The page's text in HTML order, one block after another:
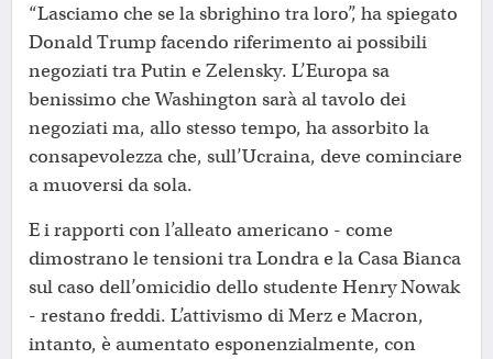
“Lasciamo che se la sbrighino tra loro”, ha spiegato
Donald Trump facendo riferimento ai possibili
negoziati tra Putin e Zelensky. L’Europa sa
benissimo che Washington sarà al tavolo dei
negoziati ma, allo stesso tempo, ha assorbito la
consapevolezza che, sull’Ucraina, deve cominciare
a muoversi da sola.
E i rapporti con l’alleato americano - come
dimostrano le tensioni tra Londra e la Casa Bianca
sul caso dell’omicidio dello studente Henry Nowak
- restano freddi. L’attivismo di Merz e Macron,
intanto, è aumentato esponenzialmente, con